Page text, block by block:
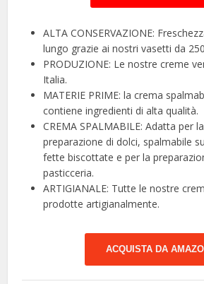
ALTA CONSERVAZIONE:
lungo grazie ai nostri vasetti da
PRODUZIONE: Le nostre creme
Italia.
MATERIE PRIME: la crema
contiene ingredienti di alta qualità.
CREMA SPALMABILE: Adatta per
preparazione di dolci, spalmabile
fette biscottate e per la
pasticceria.
ARTIGIANALE: Tutte le nostre
prodotte artigianalmente.
ACQUISTA DA